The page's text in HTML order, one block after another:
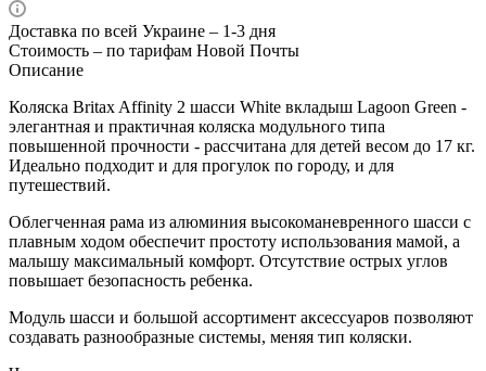
Доставка по всей Украине – 1-3 дня
Стоимость – по тарифам Новой Почты
Описание
Коляска Britax Affinity 2 шасси White вкладыш Lagoon Green -
элегантная и практичная коляска модульного типа
повышенной прочности - рассчитана для детей весом до 17 кг.
Идеально подходит и для прогулок по городу, и для
путешествий.
Облегченная рама из алюминия высокоманевренного шасси с
плавным ходом обеспечит простоту использования мамой, а
малышу максимальный комфорт. Отсутствие острых углов
повышает безопасность ребенка.
Модуль шасси и большой ассортимент аксессуаров позволяют
создавать разнообразные системы, меняя тип коляски.